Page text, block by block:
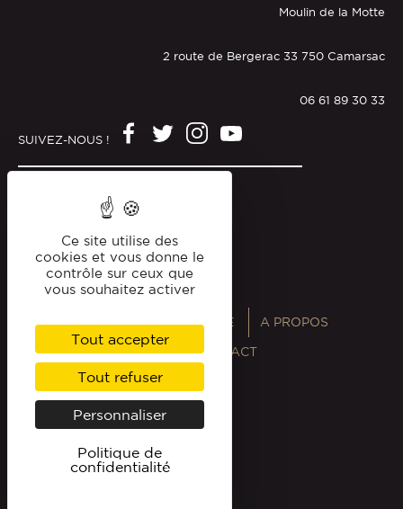
Moulin de la Motte
2 route de Bergerac 33 750 Camarsac
06 61 89 30 33
SUIVEZ-NOUS !
Politique de confidentialité
ANNUAIRES MAGAZINE A PROPOS
PROFESSIONNELS CONTACT
Ce site utilise des
cookies et vous donne le
contrôle sur ceux que
vous souhaitez activer
Tout accepter
Tout refuser
Personnaliser
Politique de
confidentialité